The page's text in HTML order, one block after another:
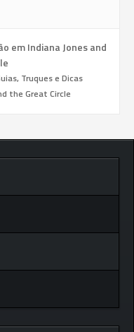
em Indiana Jones and
Truques e Dicas
the Great Circle